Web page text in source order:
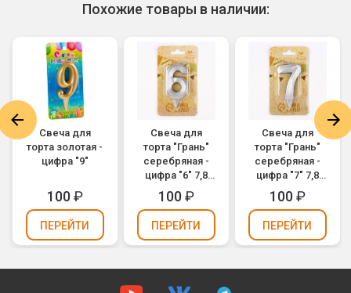
Похожие товары в наличии:
Свеча для
торта золотая -
цифра "9"
100₽
ПЕРЕЙТИ
Свеча для
торта "Грань"
серебряная -
цифра "6" 7,8
см
100₽
ПЕРЕЙТИ
Свеча для
торта "Грань"
серебряная -
цифра "7" 7,8
см
100₽
ПЕРЕЙТИ